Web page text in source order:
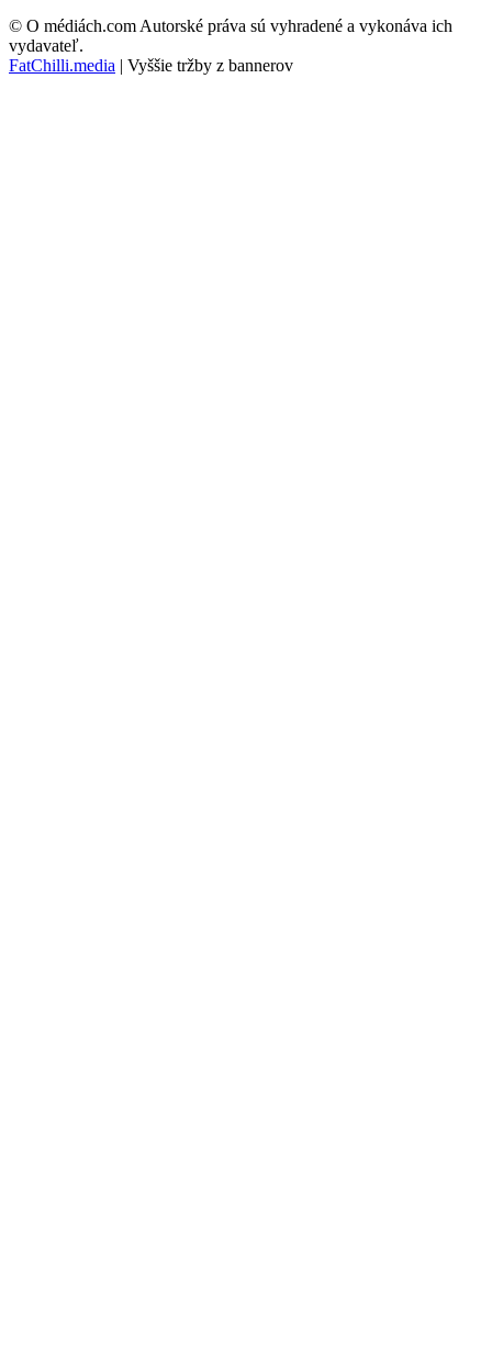
© O médiách.com Autorské práva sú vyhradené a vykonáva ich
vydavateľ.
FatChilli.media | Vyššie tržby z bannerov